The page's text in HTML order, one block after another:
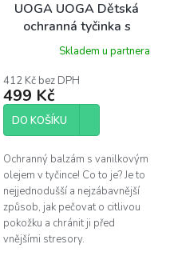
UOGA UOGA Dětská
ochranná tyčinka s
vanilkou BOBO, 50g
Skladem u partnera
412 Kč bez DPH
499 Kč
DO KOŠÍKU
Ochranný balzám s vanilkovým
olejem v tyčince! Co to je? Je to
nejjednodušší a nejzábavnější
způsob, jak pečovat o citlivou
pokožku a chránit ji před
vnějšími stresory.